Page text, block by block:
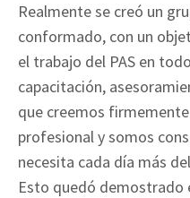
Realmente se creó un
conformado, con un
el trabajo del PAS en
capacitación,
que creemos
profesional y somos
necesita cada día más
Esto quedó demostrado